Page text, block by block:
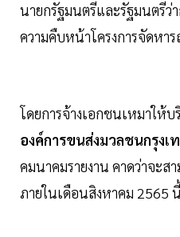
นายกรัฐมนตรีและรัฐมนตรีว่
ความคืบหน้าโครงการจัดหา
โดยการจ้างเอกชนเหมาให้บ
องค์การขนส่งมวลชนกรุงเ
คมนาคมรายงาน คาดว่าจะส
ภายในเดือนสิงหาคม 2565 นี้